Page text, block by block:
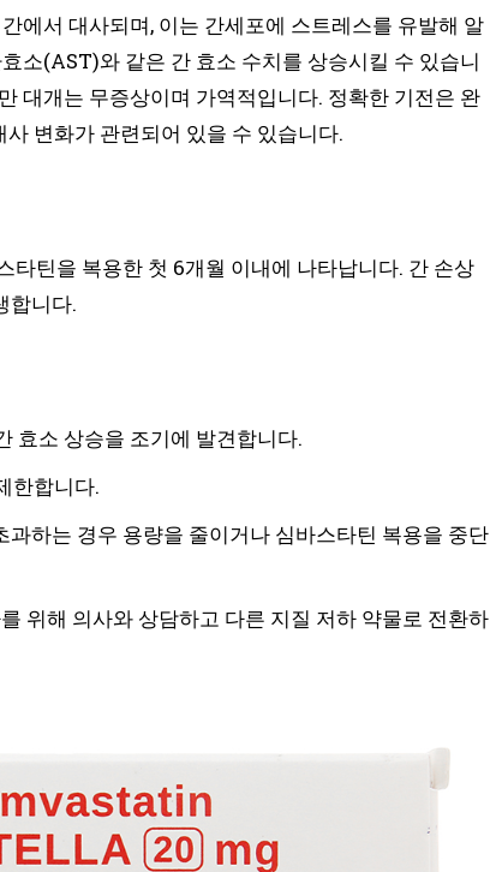
에서 대사되며, 이는 간세포에 스트레스를 유발해 알
소(AST)와 같은 간 효소 수치를 상승시킬 수 있습니
대개는 무증상이며 가역적입니다. 정확한 기전은 완
변화가 관련되어 있을 수 있습니다.
타틴을 복용한 첫 6개월 이내에 나타납니다. 간 손상
합니다.
효소 상승을 조기에 발견합니다.
한합니다.
하는 경우 용량을 줄이거나 심바스타틴 복용을 중단
위해 의사와 상담하고 다른 지질 저하 약물로 전환하